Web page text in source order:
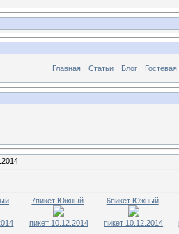
Главная Статьи Блог Гостевая
7пикет Южный
пикет 10.12.2014
6пикет Южный
пикет 10.12.2014